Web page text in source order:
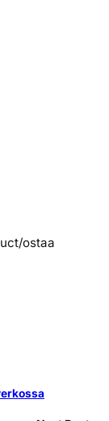
ostaa